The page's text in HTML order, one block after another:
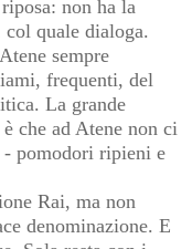
non ha la
quale dialoga.
sempre
frequenti, del
La grande
che ad Atene non ci
- pomodori ripieni e
Rai, ma non
denominazione. E